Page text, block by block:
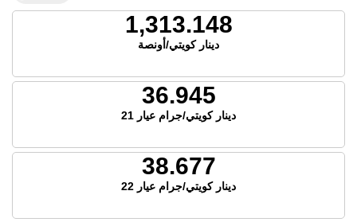
1,313.148
دينار كويتي/أونصة
36.945
دينار كويتي/جرام عيار 21
38.677
دينار كويتي/جرام عيار 22